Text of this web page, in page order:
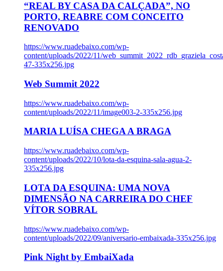
“REAL BY CASA DA CALÇADA”, NO
PORTO, REABRE COM CONCEITO
RENOVADO
https://www.ruadebaixo.com/wp-
content/uploads/2022/11/
47-335x256.jpg
Web Summit 2022
https://www.ruadebaixo.com/wp-
content/uploads/2022/11/image003-2-335x256.jpg
MARIA LUÍSA CHEGA A BRAGA
https://www.ruadebaixo.com/wp-
content/uploads/2022/10/lota-da-esquina-sala-agua-2-
335x256.jpg
LOTA DA ESQUINA: UMA NOVA
DIMENSÃO NA CARREIRA DO CHEF
VÍTOR SOBRAL
https://www.ruadebaixo.com/wp-
content/uploads/2022/09/aniversario-embaixada-335x256.jpg
Pink Night by EmbaiXada